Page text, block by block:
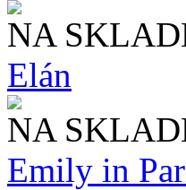
NA
Elán
NA
Emily in